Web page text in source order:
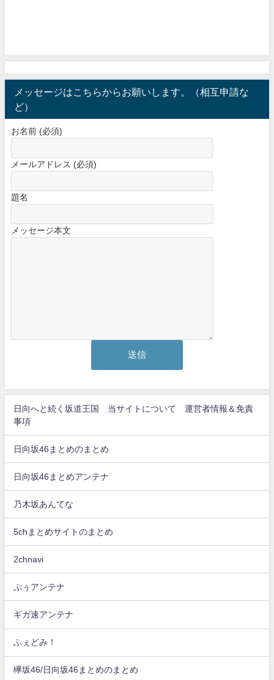
メッセージはこちらからお願いします。（相互申請な
ど）
お名前 (必須)
メールアドレス (必須)
題名
メッセージ本文
日向へと続く坂道王国 当サイトについて 運営者情報＆免責
事項
日向坂46まとめのまとめ
日向坂46まとめアンテナ
乃木坂あんてな
5chまとめサイトのまとめ
2chnavi
ぷぅアンテナ
ギガ速アンテナ
ふぇどみ！
欅坂46/日向坂46まとめのまとめ